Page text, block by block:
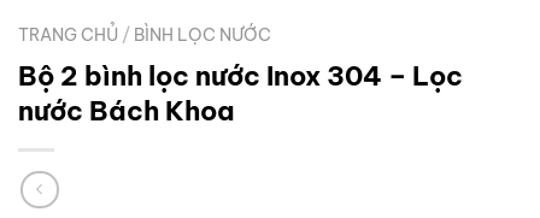
TRANG CHỦ / BÌNH LỌC NƯỚC
Bộ 2 bình lọc nước Inox 304 – Lọc
nước Bách Khoa